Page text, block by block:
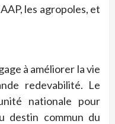
les agropoles, et
à améliorer la vie
redevabilité. Le
nationale pour
destin commun du